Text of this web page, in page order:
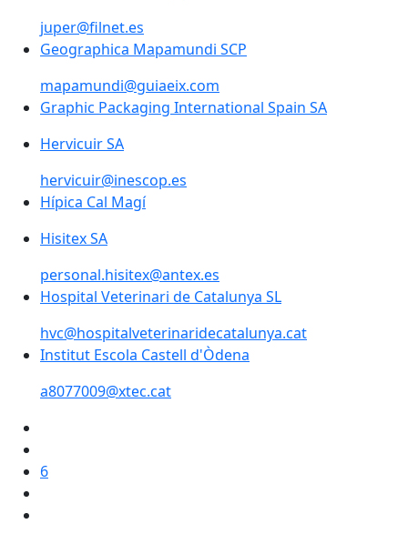
juper@filnet.es
Geographica Mapamundi SCP
mapamundi@guiaeix.com
Graphic Packaging International Spain SA
Hervicuir SA
hervicuir@inescop.es
Hípica Cal Magí
Hisitex SA
personal.hisitex@antex.es
Hospital Veterinari de Catalunya SL
hvc@hospitalveterinaridecatalunya.cat
Institut Escola Castell d'Òdena
a8077009@xtec.cat
6